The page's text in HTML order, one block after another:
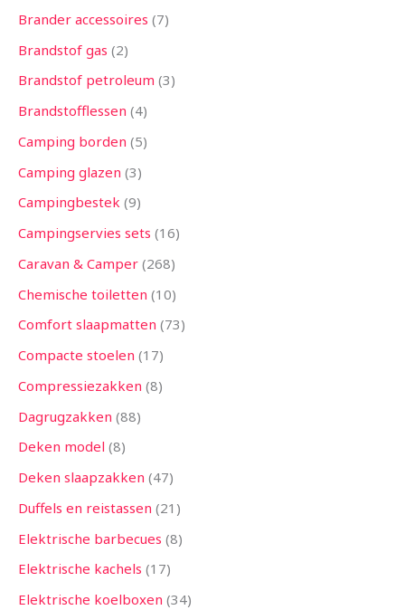
Brander accessoires 7
Brandstof gas 2
Brandstof petroleum 3
Brandstofflessen 4
Camping borden 5
Camping glazen 3
Campingbestek 9
Campingservies sets 16
Caravan & Camper 268
Chemische toiletten 10
Comfort slaapmatten 73
Compacte stoelen 17
Compressiezakken 8
Dagrugzakken 88
Deken model 8
Deken slaapzakken 47
Duffels en reistassen 21
Elektrische barbecues 8
Elektrische kachels 17
Elektrische koelboxen 34